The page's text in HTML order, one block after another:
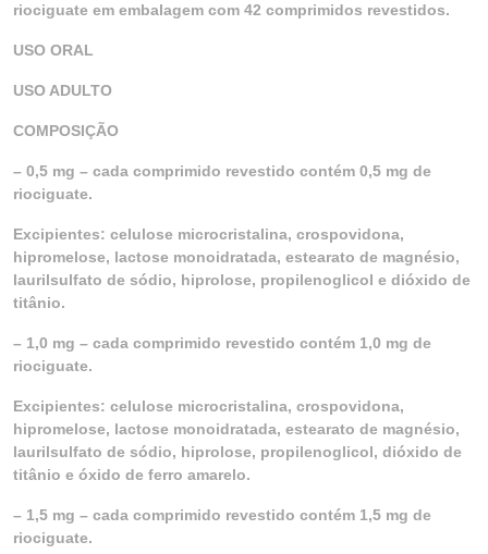
riociguate em embalagem com 42 comprimidos revestidos.
USO ORAL
USO ADULTO
COMPOSIÇÃO
– 0,5 mg – cada comprimido revestido contém 0,5 mg de
riociguate.
Excipientes: celulose microcristalina, crospovidona,
hipromelose, lactose monoidratada, estearato de magnésio,
laurilsulfato de sódio, hiprolose, propilenoglicol e dióxido de
titânio.
– 1,0 mg – cada comprimido revestido contém 1,0 mg de
riociguate.
Excipientes: celulose microcristalina, crospovidona,
hipromelose, lactose monoidratada, estearato de magnésio,
laurilsulfato de sódio, hiprolose, propilenoglicol, dióxido de
titânio e óxido de ferro amarelo.
– 1,5 mg – cada comprimido revestido contém 1,5 mg de
riociguate.